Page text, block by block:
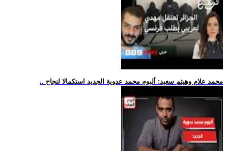
.. محمد علام وهيثم سعيد: ألبوم محمد عدوية الجديد استكمالا لنجاح